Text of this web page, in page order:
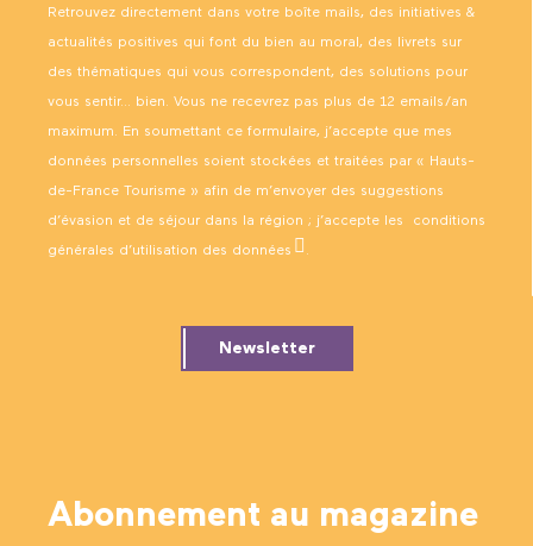
Retrouvez directement dans votre boîte mails, des initiatives &
actualités positives qui font du bien au moral, des livrets sur
des thématiques qui vous correspondent, des solutions pour
vous sentir… bien. Vous ne recevrez pas plus de 12 emails/an
maximum. En soumettant ce formulaire, j’accepte que mes
données personnelles soient stockées et traitées par « Hauts-
de-France Tourisme » afin de m’envoyer des suggestions
d’évasion et de séjour dans la région ; j’accepte les conditions
générales d’utilisation des données .
Newsletter
Abonnement au magazine